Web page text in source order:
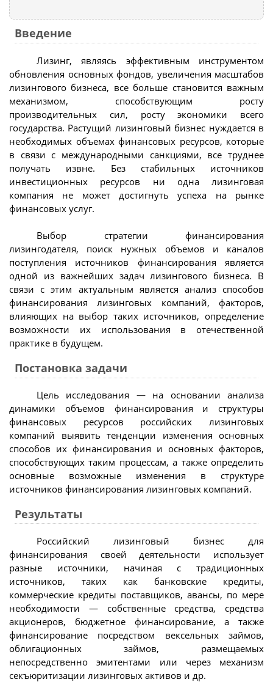
Введение
Лизинг, являясь эффективным инструментом
обновления основных фондов, увеличения масштабов
лизингового бизнеса, все больше становится важным
механизмом, способствующим росту
производительных сил, росту экономики всего
государства. Растущий лизинговый бизнес нуждается в
необходимых объемах финансовых ресурсов, которые
в связи с международными санкциями, все труднее
получать извне. Без стабильных источников
инвестиционных ресурсов ни одна лизинговая
компания не может достигнуть успеха на рынке
финансовых услуг.
Выбор стратегии финансирования
лизингодателя, поиск нужных объемов и каналов
поступления источников финансирования является
одной из важнейших задач лизингового бизнеса. В
связи с этим актуальным является анализ способов
финансирования лизинговых компаний, факторов,
влияющих на выбор таких источников, определение
возможности их использования в отечественной
практике в будущем.
Постановка задачи
Цель исследования — на основании анализа
динамики объемов финансирования и структуры
финансовых ресурсов российских лизинговых
компаний выявить тенденции изменения основных
способов их финансирования и основных факторов,
способствующих таким процессам, а также определить
основные возможные изменения в структуре
источников финансирования лизинговых компаний.
Результаты
Российский лизинговый бизнес для
финансирования своей деятельности использует
разные источники, начиная с традиционных
источников, таких как банковские кредиты,
коммерческие кредиты поставщиков, авансы, по мере
необходимости — собственные средства, средства
акционеров, бюджетное финансирование, а также
финансирование посредством вексельных займов,
облигационных займов, размещаемых
непосредственно эмитентами или через механизм
секъюритизации лизинговых активов и др.